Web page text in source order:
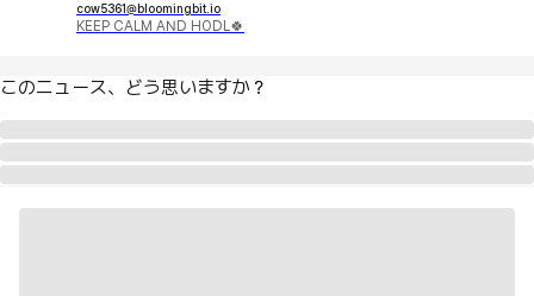
cow5361@bloomingbit.io
KEEP CALM AND HODL🍀
このニュース、どう思いますか？